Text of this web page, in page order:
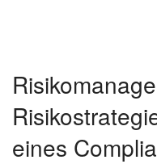
eines